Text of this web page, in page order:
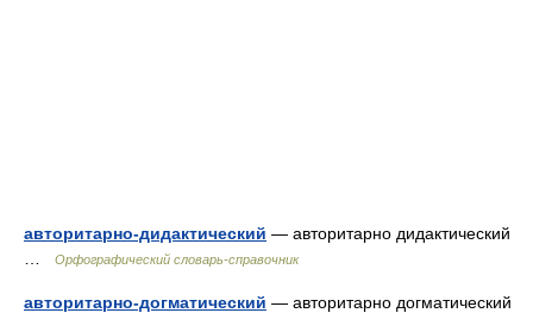
авторитарно-дидактический — авторитарно дидактический
Орфографический словарь-справочник
авторитарно-догматический — авторитарно догматический